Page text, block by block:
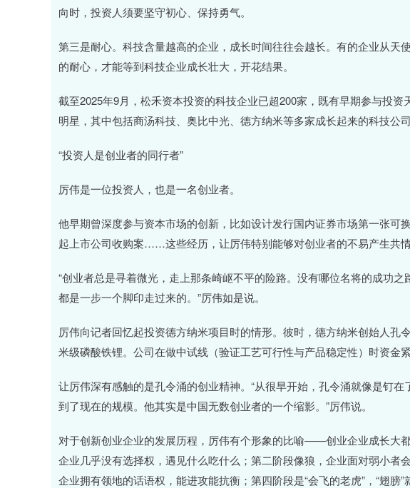
向时，投资人须要坚守初心、保持勇气。
第三是耐心。科技含量越高的企业，成长时间往往会越长。有的企业从天
的耐心，才能等到科技企业成长壮大，开花结果。
截至2025年9月，松禾资本投资的科技企业已超200家，既有早期参与投
明星，其中包括商汤科技、奥比中光、德方纳米等多家成长起来的科技公司
“投资人是创业者的同行者”
厉伟是一位投资人，也是一名创业者。
他早期曾深度参与资本市场的创新，比如设计发行国内证券市场第一张可
起上市公司收购案……这些经历，让厉伟特别能够对创业者的不易产生共情
“创业者总是寻着微光，走上那条崎岖不平的险路。没有哪位名将的成功
都是一步一个脚印走过来的。”厉伟如是说。
厉伟向记者回忆起投资德方纳米项目时的情形。彼时，德方纳米创始人孔
米级磷酸铁锂。公司在做中试线（验证工艺可行性与产品稳定性）时资金
让厉伟深有感触的是孔令涌的创业精神。“从很早开始，孔令涌就像是钉
到了现在的规模。他其实是中国无数创业者的一个缩影。”厉伟说。
对于创新创业企业的发展历程，厉伟有个形象的比喻——创业企业成长大
企业几乎没有选择权，遇见什么吃什么；第二阶段像狼，企业面对弱小者
企业拥有领地的话语权，能进攻能抗衡；第四阶段是“会飞的老虎”，“翅膀